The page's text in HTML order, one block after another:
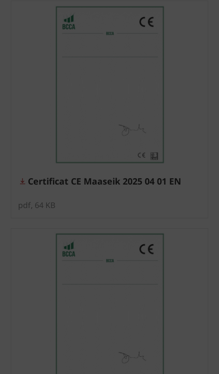
Certificat CE Maaseik 2025 04 01 EN
pdf, 64 KB